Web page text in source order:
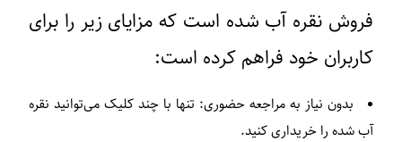
فروش نقره آب‌ شده است که مزایای زیر را برای
کاربران خود فراهم کرده است:
بدون نیاز به مراجعه حضوری: تنها با چند کلیک می‌توانید نقره
آب‌ شده را خریداری کنید.